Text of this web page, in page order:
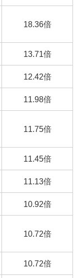
18.36倍
13.71倍
12.42倍
11.98倍
11.75倍
11.45倍
11.13倍
10.92倍
10.72倍
10.72倍